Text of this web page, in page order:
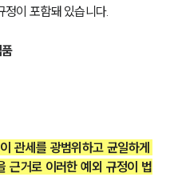
이 포함돼 있습니다.
관세를 광범위하고 균일하게
근거로 이러한 예외 규정이 법